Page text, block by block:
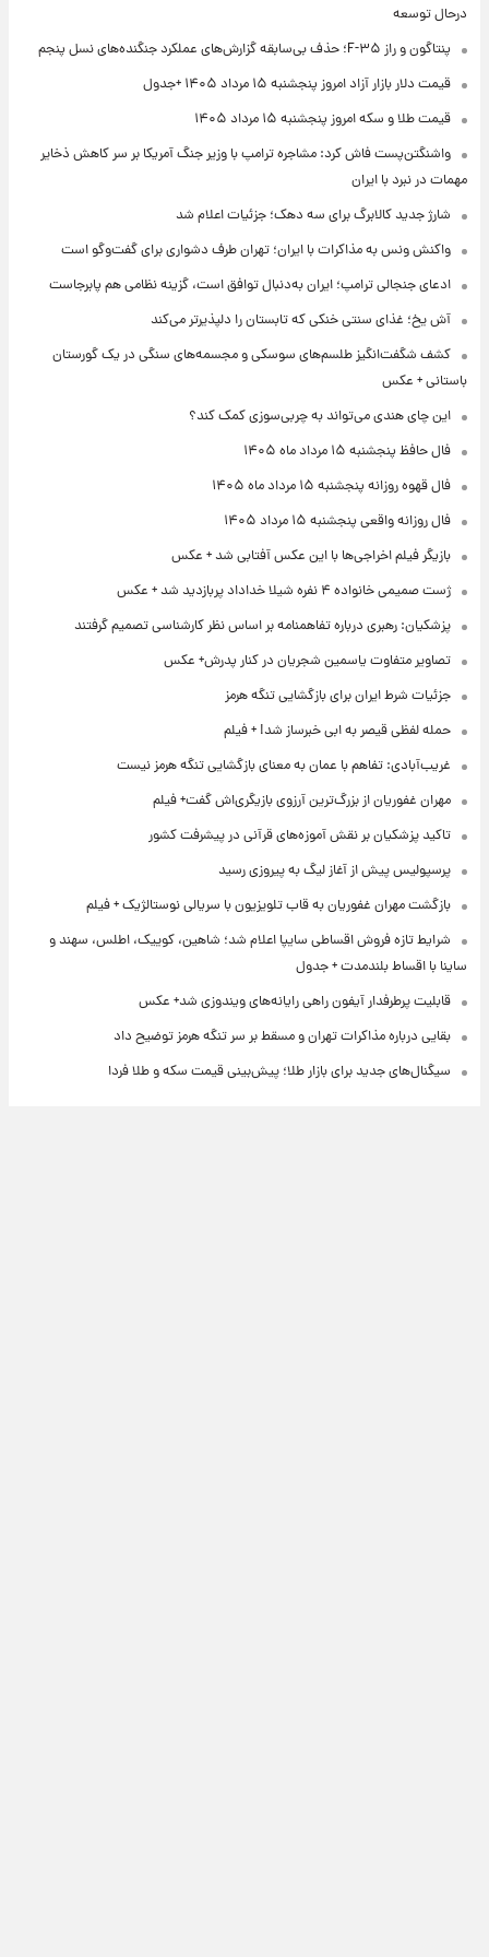
درحال توسعه
پنتاگون و راز F-۳۵؛ حذف بی‌سابقه گزارش‌های عملکرد جنگنده‌های نسل پنجم
قیمت دلار بازار آزاد امروز پنجشنبه ۱۵ مرداد ۱۴۰۵ +جدول
قیمت طلا و سکه امروز پنجشنبه ۱۵ مرداد ۱۴۰۵
واشنگتن‌پست فاش کرد: مشاجره ترامپ با وزیر جنگ آمریکا بر سر کاهش ذخایر
مهمات در نبرد با ایران
شارژ جدید کالابرگ برای سه دهک؛ جزئیات اعلام شد
واکنش ونس به مذاکرات با ایران؛ تهران طرف دشواری برای گفت‌وگو است
ادعای جنجالی ترامپ؛ ایران به‌دنبال توافق است، گزینه نظامی هم پابرجاست
آش یخ؛ غذای سنتی خنکی که تابستان را دلپذیرتر می‌کند
کشف شگفت‌انگیز طلسم‌های سوسکی و مجسمه‌های سنگی در یک گورستان
باستانی + عکس
این چای هندی می‌تواند به چربی‌سوزی کمک کند؟
فال حافظ پنجشنبه ۱۵ مرداد ماه ۱۴۰۵
فال قهوه روزانه پنجشنبه ۱۵ مرداد ماه ۱۴۰۵
فال روزانه واقعی پنجشنبه ۱۵ مرداد ۱۴۰۵
بازیگر فیلم اخراجی‌ها با این عکس آفتابی شد + عکس
ژست صمیمی خانواده ۴ نفره شیلا خداداد پربازدید شد + عکس
پزشکیان: رهبری درباره تفاهمنامه بر اساس نظر کارشناسی تصمیم گرفتند
تصاویر متفاوت یاسمین شجریان در کنار پدرش+ عکس
جزئیات شرط ایران برای بازگشایی تنگه هرمز
حمله لفظی قیصر به ابی خبرساز شد! + فیلم
غریب‌آبادی: تفاهم با عمان به معنای بازگشایی تنگه هرمز نیست
مهران غفوریان از بزرگ‌ترین آرزوی بازیگری‌اش گفت+ فیلم
تاکید پزشکیان بر نقش آموزه‌های قرآنی در پیشرفت کشور
پرسپولیس پیش از آغاز لیگ به پیروزی رسید
بازگشت مهران غفوریان به قاب تلویزیون با سریالی نوستالژیک + فیلم
شرایط تازه فروش اقساطی سایپا اعلام شد؛ شاهین، کوییک، اطلس، سهند و
ساینا با اقساط بلندمدت + جدول
قابلیت پرطرفدار آیفون راهی رایانه‌های ویندوزی شد+ عکس
بقایی درباره مذاکرات تهران و مسقط بر سر تنگه هرمز توضیح داد
سیگنال‌های جدید برای بازار طلا؛ پیش‌بینی قیمت سکه و طلا فردا